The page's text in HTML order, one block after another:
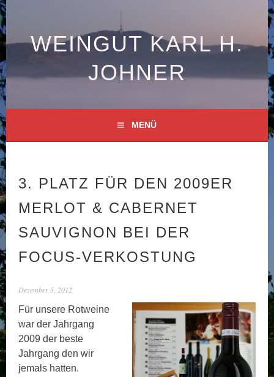
Springe
zum
Inhalt WEINGUT KARL H.
JOHNER
MENÜ
3. PLATZ FÜR DEN 2009ER
MERLOT & CABERNET
SAUVIGNON BEI DER
FOCUS-VERKOSTUNG
Dezember 5, 2012
Für unsere Rotweine
war der Jahrgang
2009 der beste
Jahrgang den wir
jemals hatten.